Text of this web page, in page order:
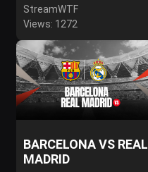
StreamWTF
Views: 1272
BARCELONA VS REAL
MADRID